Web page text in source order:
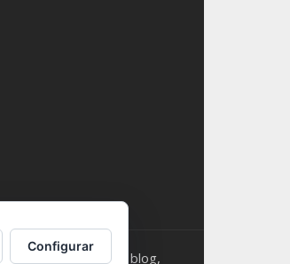
something from this blog,
Configurar